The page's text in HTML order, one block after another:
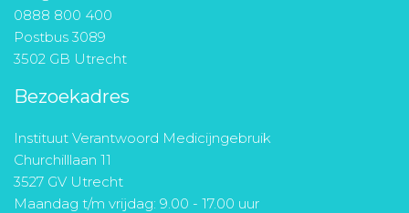
0888 800 400
Postbus 3089
3502 GB Utrecht
Bezoekadres
Instituut Verantwoord Medicijngebruik
Churchilllaan 11
3527 GV Utrecht
Maandag t/m vrijdag: 9.00 - 17.00 uur